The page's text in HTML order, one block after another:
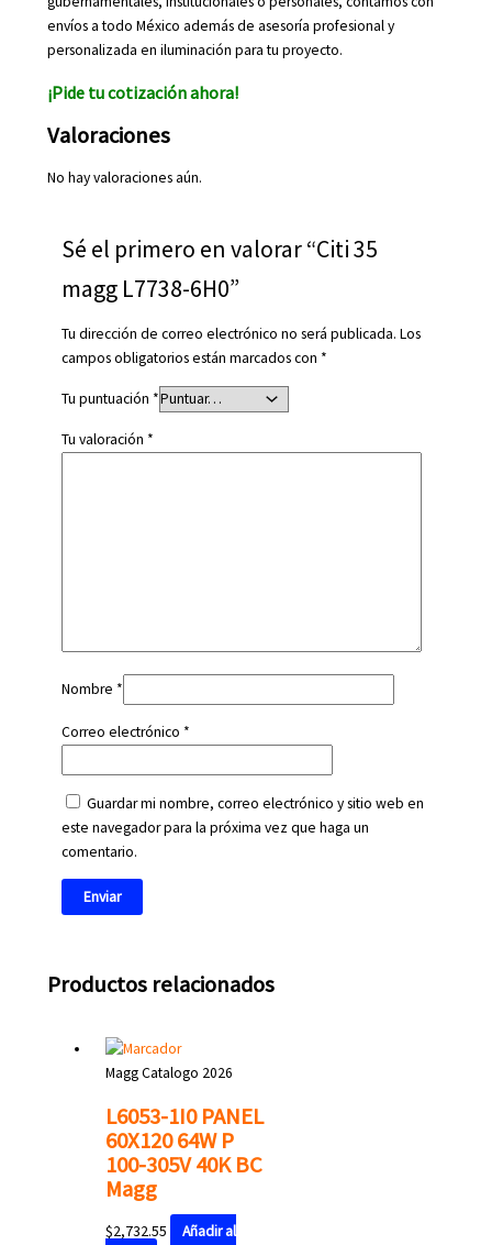
envíos a todo México además de asesoría profesional y
personalizada en iluminación para tu proyecto.
¡Pide tu cotización ahora!
Valoraciones
No hay valoraciones aún.
Sé el primero en valorar “Citi 35
magg L7738-6H0”
Tu dirección de correo electrónico no será publicada. Los
campos obligatorios están marcados con *
Tu puntuación *
Tu valoración *
Nombre *
Correo electrónico *
Guardar mi nombre, correo electrónico y sitio web en
este navegador para la próxima vez que haga un
comentario.
Productos relacionados
Magg Catalogo 2026
L6053-1I0 PANEL
60X120 64W P
100-305V 40K BC
Magg
$2,732.55
Añadir al